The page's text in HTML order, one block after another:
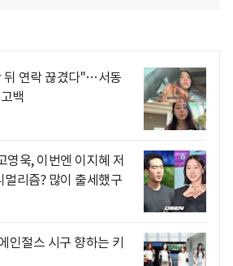
뒤 연락 끊겼다"…서동
백
영욱, 이번엔 이지혜 저
리즘? 많이 출세했구
인절스 시구 향하는 키